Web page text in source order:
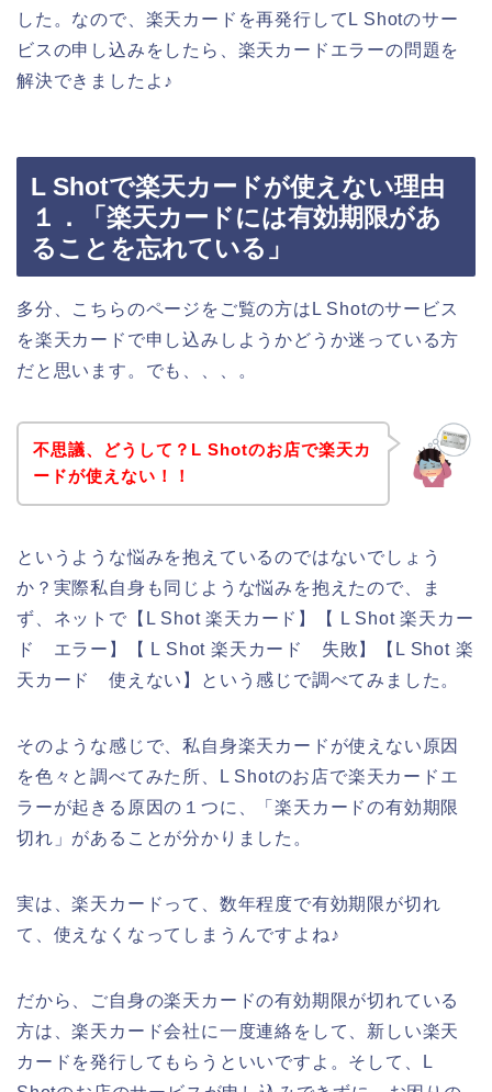
した。なので、楽天カードを再発行してL Shotのサー
ビスの申し込みをしたら、楽天カードエラーの問題を
解決できましたよ♪
L Shotで楽天カードが使えない理由
１．「楽天カードには有効期限があ
ることを忘れている」
多分、こちらのページをご覧の方はL Shotのサービス
を楽天カードで申し込みしようかどうか迷っている方
だと思います。でも、、、。
不思議、どうして？L Shotのお店で楽天カ
ードが使えない！！
というような悩みを抱えているのではないでしょう
か？実際私自身も同じような悩みを抱えたので、ま
ず、ネットで【L Shot 楽天カード】【 L Shot 楽天カー
ド エラー】【 L Shot 楽天カード 失敗】【L Shot 楽
天カード 使えない】という感じで調べてみました。
そのような感じで、私自身楽天カードが使えない原因
を色々と調べてみた所、L Shotのお店で楽天カードエ
ラーが起きる原因の１つに、「楽天カードの有効期限
切れ」があることが分かりました。
実は、楽天カードって、数年程度で有効期限が切れ
て、使えなくなってしまうんですよね♪
だから、ご自身の楽天カードの有効期限が切れている
方は、楽天カード会社に一度連絡をして、新しい楽天
カードを発行してもらうといいですよ。そして、L